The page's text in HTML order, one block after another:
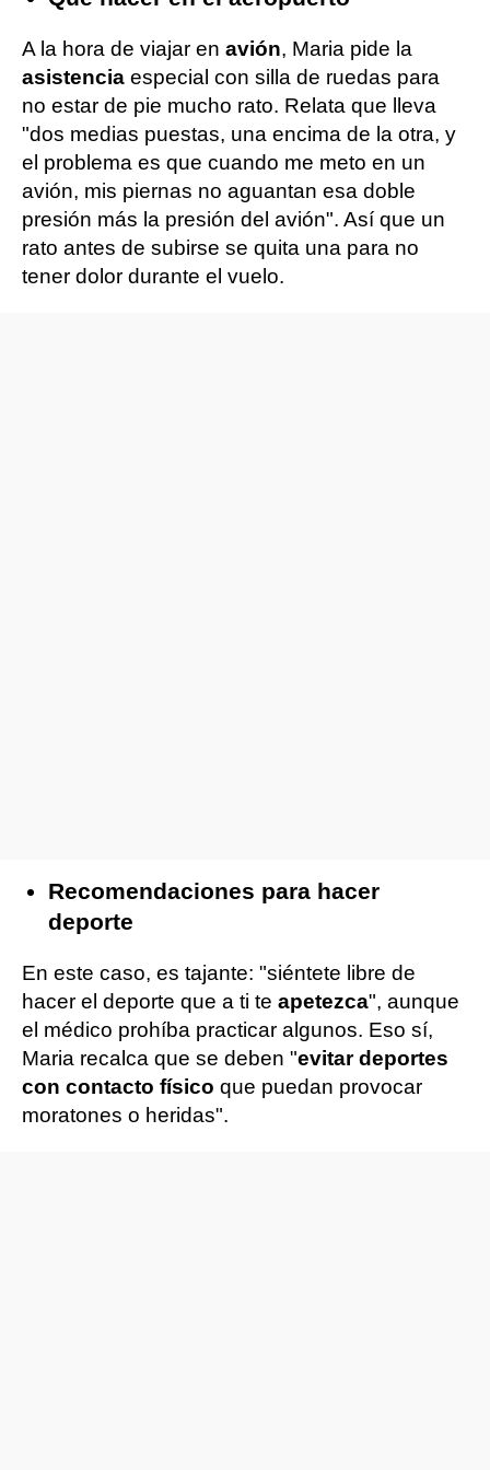
A la hora de viajar en avión, Maria pide la
asistencia especial con silla de ruedas para
no estar de pie mucho rato. Relata que lleva
"dos medias puestas, una encima de la otra, y
el problema es que cuando me meto en un
avión, mis piernas no aguantan esa doble
presión más la presión del avión". Así que un
rato antes de subirse se quita una para no
tener dolor durante el vuelo.
Recomendaciones para hacer
deporte
En este caso, es tajante: "siéntete libre de
hacer el deporte que a ti te apetezca", aunque
el médico prohíba practicar algunos. Eso sí,
Maria recalca que se deben "evitar deportes
con contacto físico que puedan provocar
moratones o heridas".